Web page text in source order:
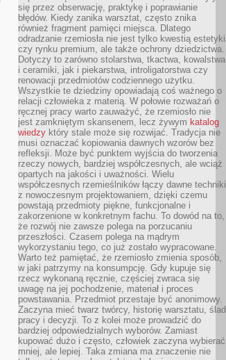
się przez obserwację, praktykę i poprawianie
błędów. Kiedy zanika warsztat, często znika
również fragment pamięci miejsca. Dlatego
odradzanie rzemiosła nie jest tylko kwestią estetyki
czy rynku premium, ale także ochrony dziedzictwa.
Dotyczy to zarówno stolarstwa, tkactwa, kowalstwa
i ceramiki, jak i piekarstwa, introligatorstwa czy
renowacji przedmiotów codziennego użytku.
Wszystkie te dziedziny opowiadają coś ważnego o
relacji człowieka z materią. W połowie rozważań o
ręcznej pracy warto zauważyć, że rzemiosło nie
jest zamkniętym skansenem, lecz żywym katalog
wiedzy który stale może się rozwijać. Tradycja nie
musi oznaczać kopiowania dawnych wzorów bez
refleksji. Może być punktem wyjścia do tworzenia
rzeczy nowych, bardziej współczesnych, ale wciąż
opartych na jakości i uważności. Wielu
współczesnych rzemieślników łączy dawne techniki
z nowoczesnym projektowaniem, dzięki czemu
powstają przedmioty piękne, funkcjonalne i
zakorzenione w konkretnym fachu. To dowód na to,
że rozwój nie zawsze polega na porzucaniu
przeszłości. Czasem polega na mądrym
wykorzystaniu tego, co już zostało wypracowane.
Warto też pamiętać, że rzemiosło zmienia sposób,
w jaki patrzymy na konsumpcję. Gdy kupuje się
rzecz wykonaną ręcznie, częściej zwraca się
uwagę na jej pochodzenie, materiał i proces
powstawania. Przedmiot przestaje być anonimowy.
Zaczyna mieć twarz twórcy, historię warsztatu, ślad
pracy i decyzji. To z kolei może prowadzić do
bardziej odpowiedzialnych wyborów. Zamiast
kupować dużo i często, człowiek zaczyna wybierać
mniej, ale lepiej. Taka zmiana ma znaczenie nie